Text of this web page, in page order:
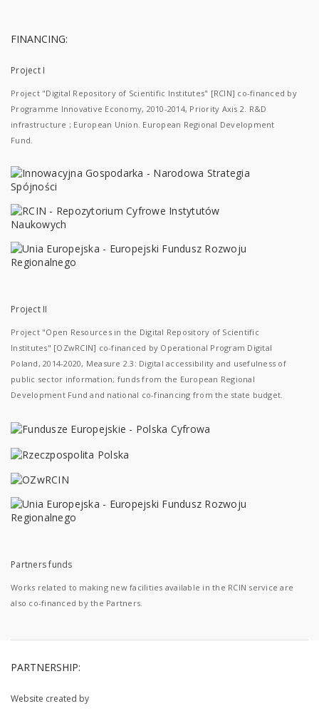
FINANCING:
Project I
Project "Digital Repository of Scientific Institutes" [RCIN] co-financed by
Programme Innovative Economy, 2010-2014, Priority Axis 2. R&D
infrastructure ; European Union. European Regional Development
Fund.
Project II
Project "Open Resources in the Digital Repository of Scientific
Institutes" [OZwRCIN] co-financed by Operational Program Digital
Poland, 2014-2020, Measure 2.3: Digital accessibility and usefulness of
public sector information; funds from the European Regional
Development Fund and national co-financing from the state budget.
Partners funds
Works related to making new facilities available in the RCIN service are
also co-financed by the Partners.
PARTNERSHIP:
Website created by